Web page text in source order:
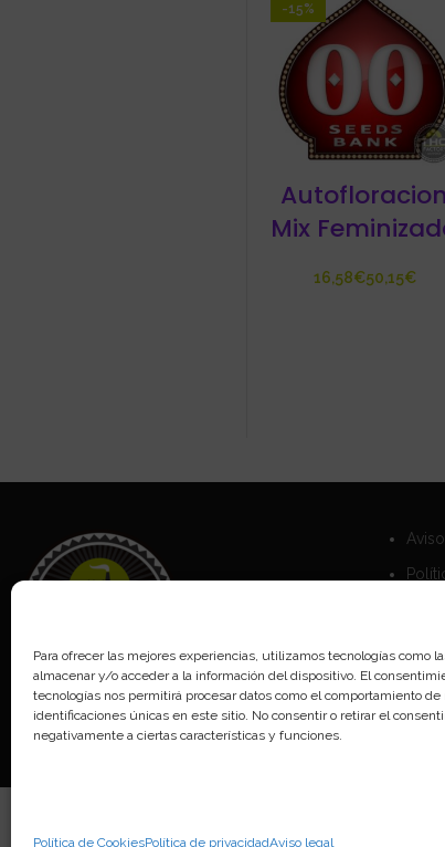
Para ofrecer las mejores experiencias, utilizamos tecnologías como
almacenar y/o acceder a la información del dispositivo. El
tecnologías nos permitirá procesar datos como el comportamiento de
identificaciones únicas en este sitio. No consentir o retirar el
negativamente a ciertas características y funciones.
Política de CookiesPolítica de privacidadAviso legal
-15%
Autofloracion
Mix
€ €